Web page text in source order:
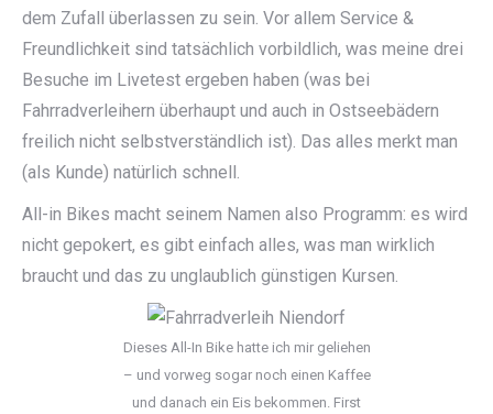
dem Zufall überlassen zu sein. Vor allem Service &
Freundlichkeit sind tatsächlich vorbildlich, was meine drei
Besuche im Livetest ergeben haben (was bei
Fahrradverleihern überhaupt und auch in Ostseebädern
freilich nicht selbstverständlich ist). Das alles merkt man
(als Kunde) natürlich schnell.
All-in Bikes macht seinem Namen also Programm: es wird
nicht gepokert, es gibt einfach alles, was man wirklich
braucht und das zu unglaublich günstigen Kursen.
Dieses All-In Bike hatte ich mir geliehen
– und vorweg sogar noch einen Kaffee
und danach ein Eis bekommen. First